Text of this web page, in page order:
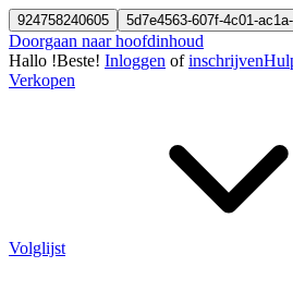
924758240605 5d7e4563-607f-4c01-
Doorgaan naar hoofdinhoud
Hallo !Beste! Inloggen ofinschrijven
Verkopen
Volglijst